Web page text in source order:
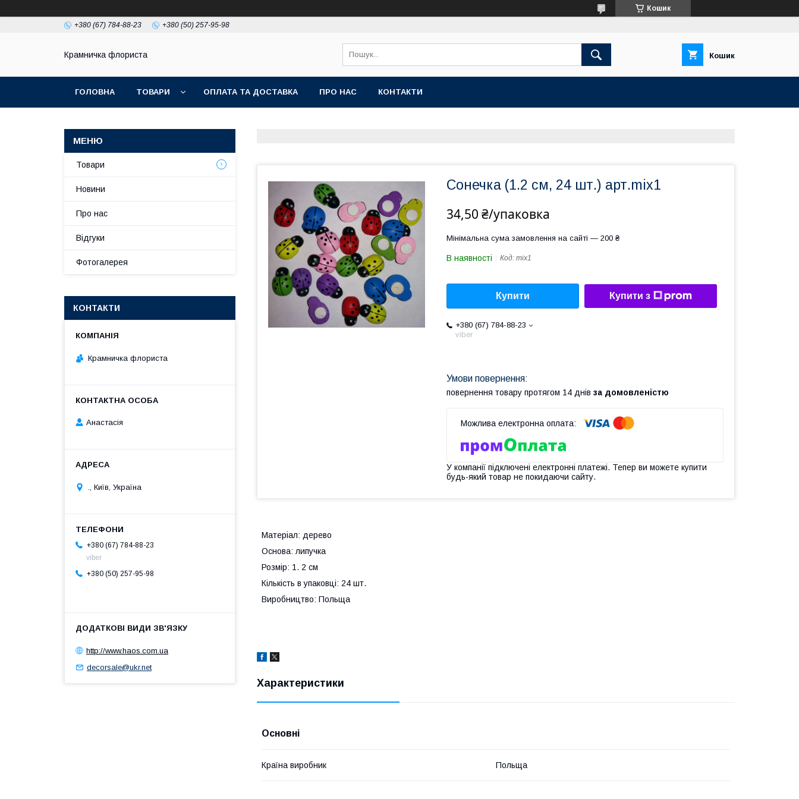
Кошик
+380 (67) 784-88-23 +380 (50) 257-95-98
Крамничка флориста Кошик
ГОЛОВНА ТОВАРИ ОПЛАТА ТА ДОСТАВКА ПРО НАС КОНТАКТИ
Сонечка (1.2 см, 24 шт.) арт.mix1
34,50 ₴/упаковка
Мінімальна сума замовлення на сайті — 200 ₴
В наявності Код: mix1
Купити Купити з
+380 (67) 784-88-23
viber
повернення товару протягом 14 днів за домовленістю
У компанії підключені електронні платежі. Тепер ви можете купити
будь-який товар не покидаючи сайту.
Матеріал: дерево
Основа: липучка
Розмір: 1. 2 см
Кількість в упаковці: 24 шт.
Виробництво: Польща
Характеристики
Основні
Країна виробник Польща
Товари
Новини
Про нас
Відгуки
Фотогалерея
КОНТАКТИ
Крамничка флориста
Анастасія
., Київ, Україна
+380 (67) 784-88-23
viber
+380 (50) 257-95-98
.
http://www.haos.com.ua
decorsale@ukr.net